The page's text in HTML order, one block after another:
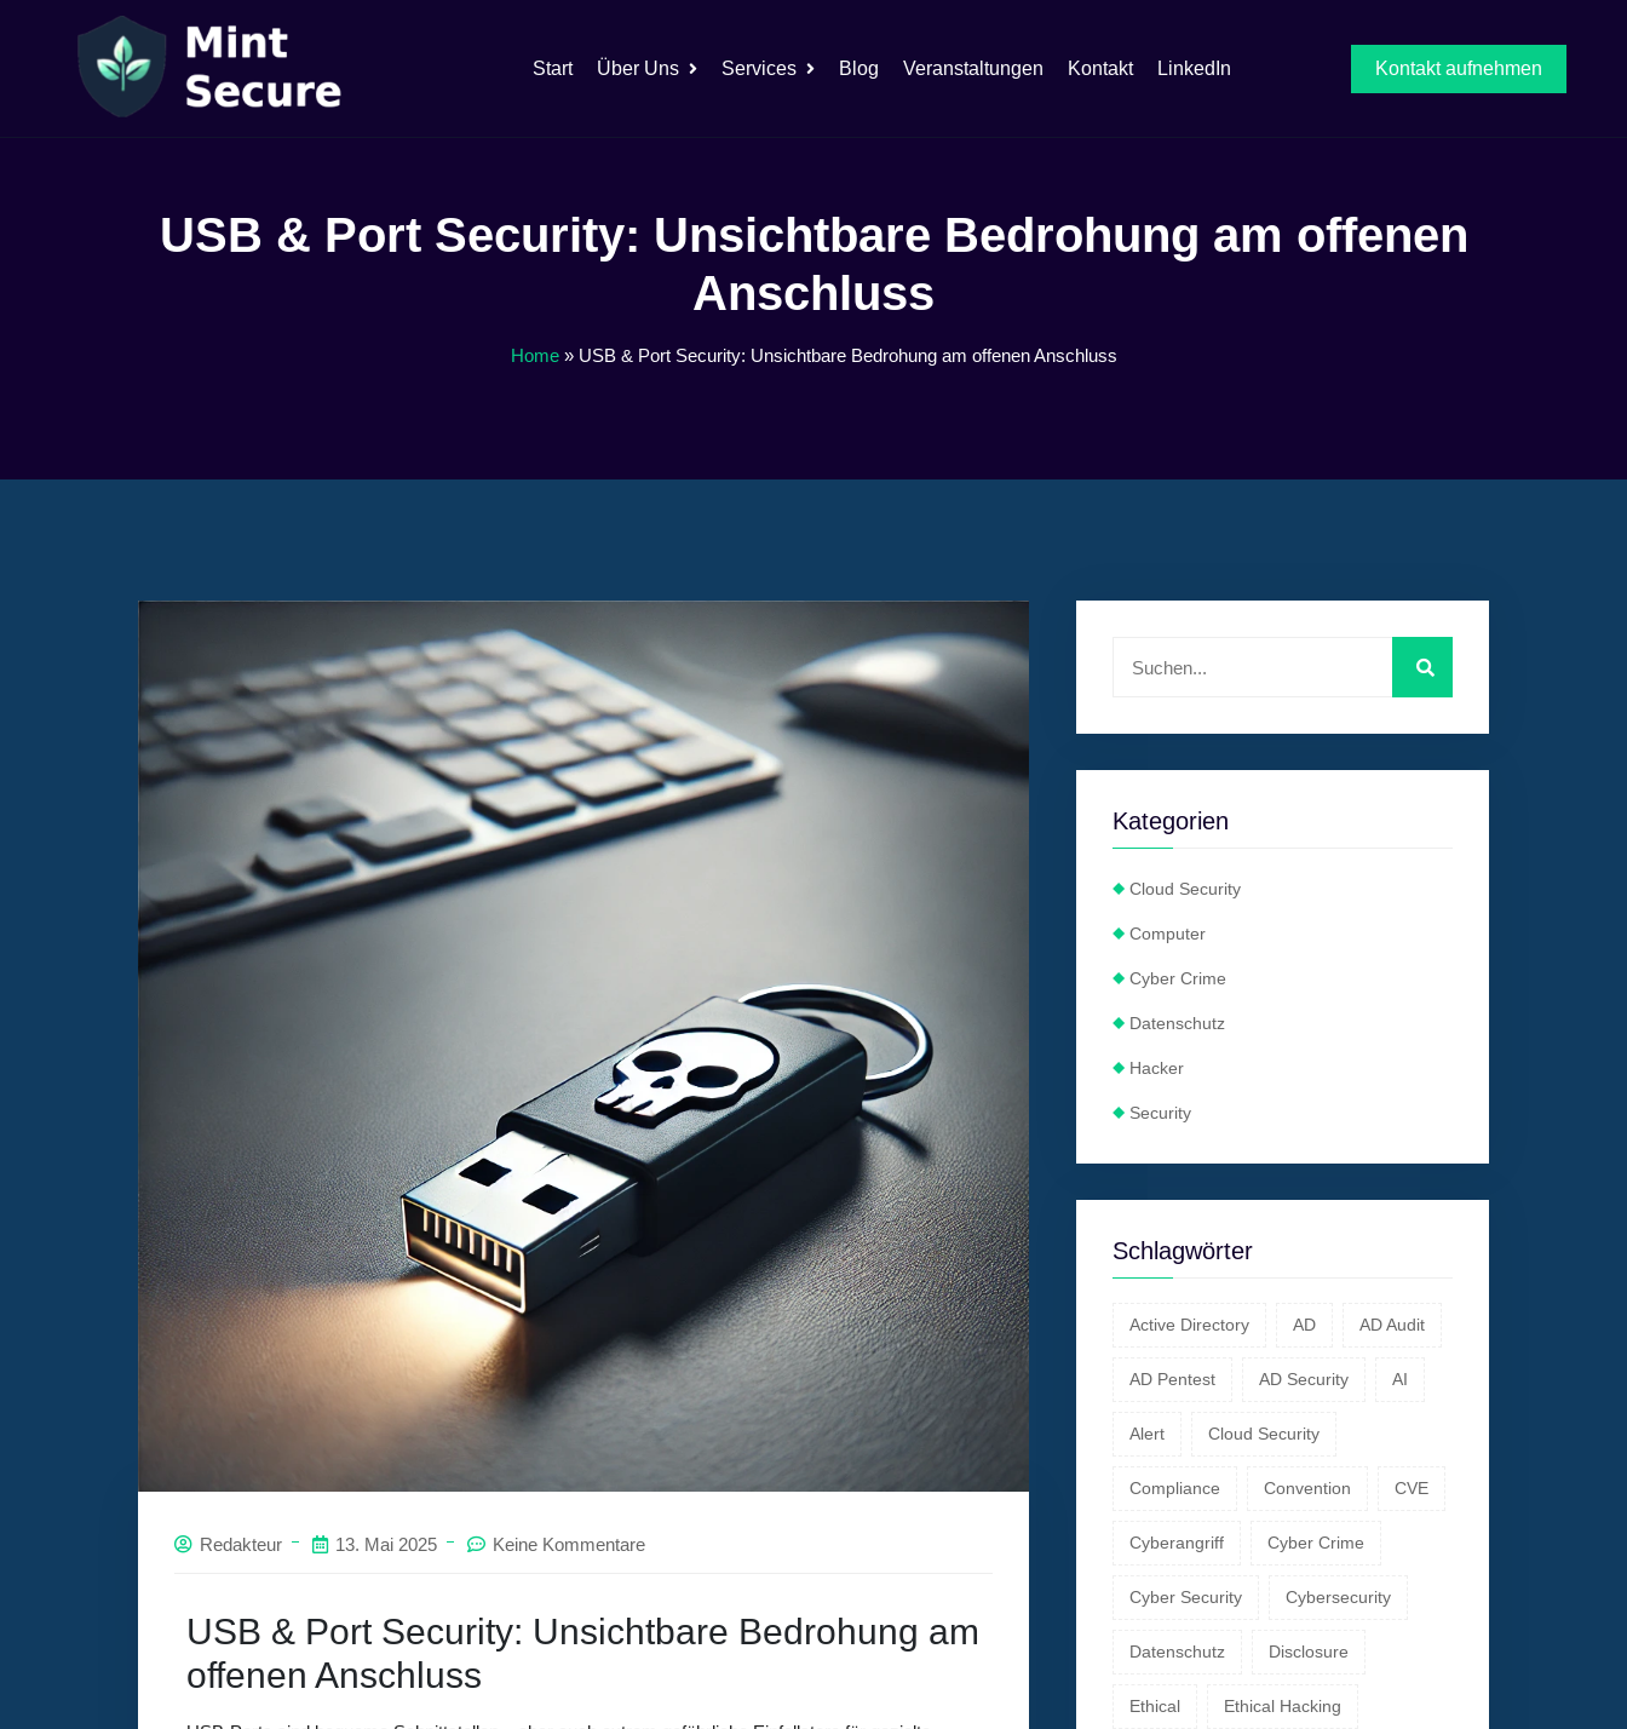
Start Über Uns Services Blog Veranstaltungen Kontakt LinkedIn Kontakt aufnehmen
USB & Port Security: Unsichtbare Bedrohung am offenen
Anschluss
Home» USB & Port Security: Unsichtbare Bedrohung am offenen Anschluss
Redakteur 13. Mai 2025 Keine Kommentare
USB & Port Security: Unsichtbare Bedrohung am
offenen Anschluss
Kategorien
Cloud Security
Computer
Cyber Crime
Datenschutz
Hacker
Security
Schlagwörter
Active Directory AD AD Audit
AD Pentest AD Security AI
Alert Cloud Security
Compliance Convention CVE
Cyberangriff Cyber Crime
Cyber Security Cybersecurity
Datenschutz Disclosure
Ethical Ethical Hacking